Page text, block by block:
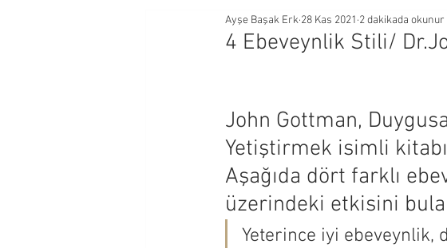
Çocuğun Fiziksel Gelişimi Çocuklarda
Çocuğumla İletişim Kurmak Çocuğuma
Ergenlik Dönemi
4 Ebeveynlik Stili/
Ayşe Başak Erk 28 Kas 2021 2 dakikada okunur
John Gottman,
Yetiştirmek isimli
Aşağıda dört farklı
üzerindeki etkisini
Yeterince iyi ebeveynlik,